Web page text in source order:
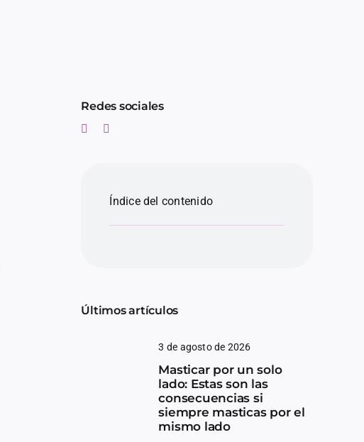
Redes sociales
Índice del contenido
Últimos artículos
3 de agosto de 2026
Masticar por un solo
lado: Estas son las
consecuencias si
siempre masticas por el
mismo lado